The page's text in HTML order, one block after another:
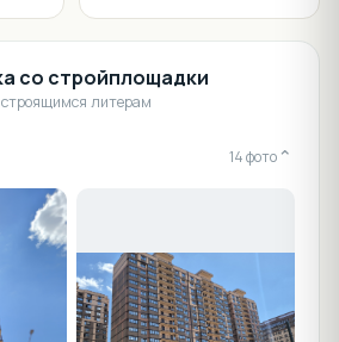
со стройплощадки
литерам
14 фото ⌄